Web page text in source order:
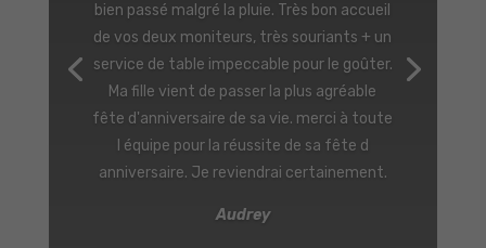
boyard. Une association unique que je
recommande à toutes les écoles de
Bruxelles. C'était une aventure sans
précédent. Le professionnalisme de
meltingsport nous a amenés à dépasser
nos limites, de véritables « pédagogues »,
nous nous sommes laissé guider en toute
confiance, c’était magique! Respect pour